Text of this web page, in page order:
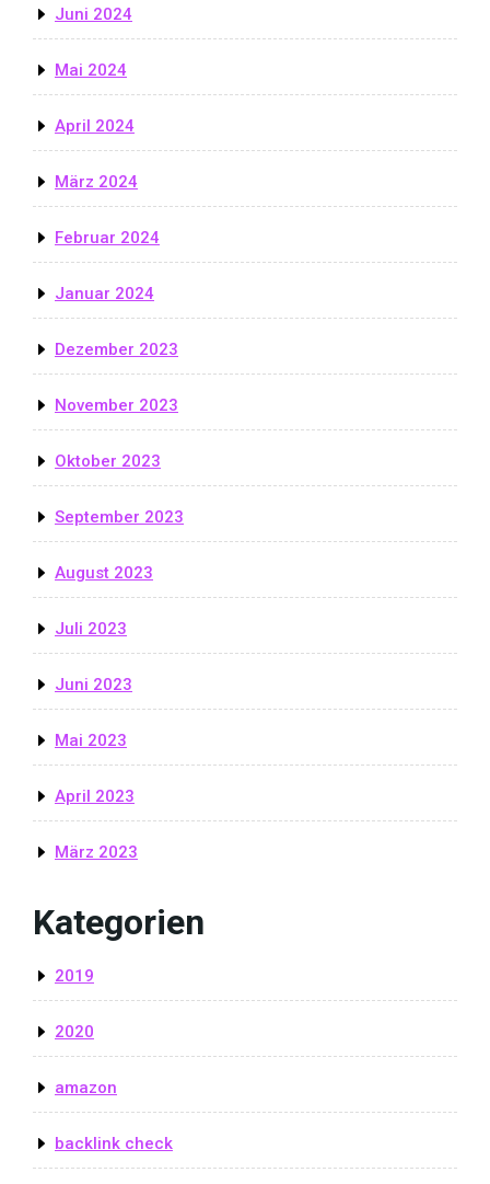
Juni 2024
Mai 2024
April 2024
März 2024
Februar 2024
Januar 2024
Dezember 2023
November 2023
Oktober 2023
September 2023
August 2023
Juli 2023
Juni 2023
Mai 2023
April 2023
März 2023
Kategorien
2019
2020
amazon
backlink check